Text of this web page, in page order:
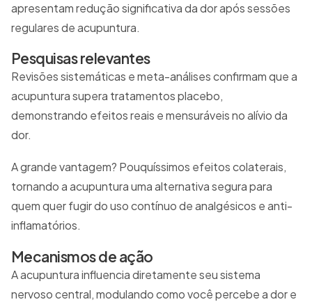
apresentam redução significativa da dor após sessões
regulares de acupuntura.
Pesquisas relevantes
Revisões sistemáticas e meta-análises confirmam que a
acupuntura supera tratamentos placebo,
demonstrando efeitos reais e mensuráveis no alívio da
dor.
A grande vantagem? Pouquíssimos efeitos colaterais,
tornando a acupuntura uma alternativa segura para
quem quer fugir do uso contínuo de analgésicos e anti-
inflamatórios.
Mecanismos de ação
A acupuntura influencia diretamente seu sistema
nervoso central, modulando como você percebe a dor e